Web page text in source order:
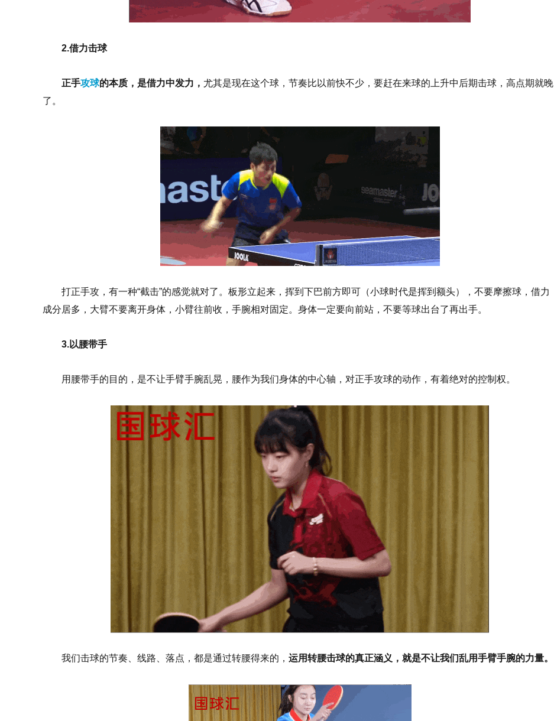
2.借力击球
正手攻球的本质，是借力中发力， 尤其是现在这个球，节奏比以前快不少，要赶在来球的上升中后期击球，高点期就晚
了。
打正手攻，有一种“截击”的感觉就对了。板形立起来，挥到下巴前方即可（小球时代是挥到额头），不要摩擦球，借力
成分居多，大臂不要离开身体，小臂往前收，手腕相对固定。身体一定要向前站，不要等球出台了再出手。
3.以腰带手
用腰带手的目的，是不让手臂手腕乱晃，腰作为我们身体的中心轴，对正手攻球的动作，有着绝对的控制权。
我们击球的节奏、线路、落点，都是通过转腰得来的， 运用转腰击球的真正涵义，就是不让我们乱用手臂手腕的力量。